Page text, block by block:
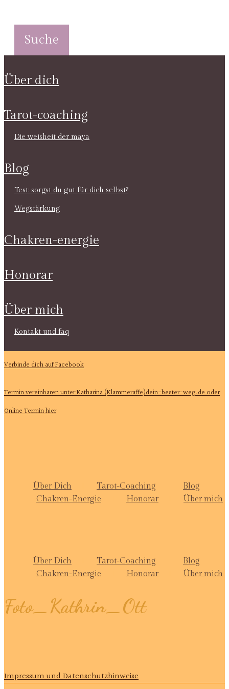
über dich
tarot-coaching
die weisheit der maya
blog
test: sorgst du gut für dich selbst?
wegstärkung
chakren-energie
honorar
über mich
kontakt und faq
Verbinde dich auf Facebook
Termin vereinbaren unter Katharina (Klammeraffe)dein-bester-weg.de oder
Online Termin hier
Über Dich Tarot-Coaching
Blog
Chakren-Energie
Honorar Über mich
Über Dich Tarot-Coaching
Blog
Chakren-Energie
Honorar Über mich
Foto_Kathrin_Ott
Impressum und Datenschutzhinweise